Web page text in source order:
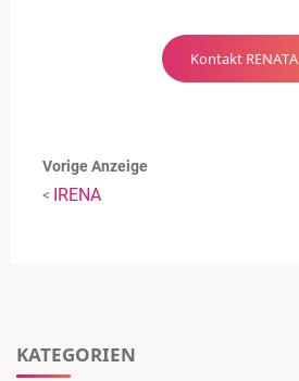
Kontakt RENATA
Vorige Anzeige
< IRENA
KATEGORIEN